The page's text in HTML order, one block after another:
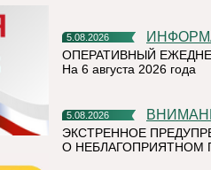
5.08.2026
ОПЕРАТИВНЫЙ
На 6 августа 2026 года
5.08.2026
ЭКСТРЕННОЕ
О НЕБЛАГОПРИЯТНОМ